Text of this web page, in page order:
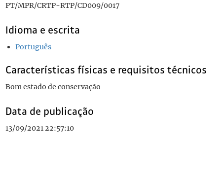
PT/MPR/CRTP-RTP/CD009/0017
Idioma e escrita
Português
Características físicas e requisitos técnicos
Bom estado de conservação
Data de publicação
13/09/2021 22:57:10